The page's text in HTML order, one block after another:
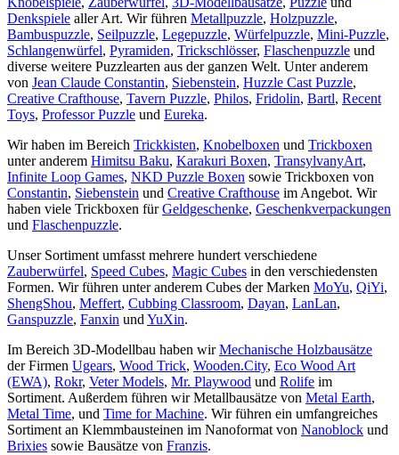
Denkspiele aller Art. Wir führen Metallpuzzle, Holzpuzzle,
Bambuspuzzle, Seilpuzzle, Legepuzzle, Würfelpuzzle, Mini-Puzzle,
Schlangenwürfel, Pyramiden, Trickschlösser, Flaschenpuzzle und
diverse weitere Puzzlearten aus der ganzen Welt. Unter anderem
von Jean Claude Constantin, Siebenstein, Huzzle Cast Puzzle,
Creative Crafthouse, Tavern Puzzle, Philos, Fridolin, Bartl, Recent
Toys, Professor Puzzle und Eureka.
Wir haben im Bereich Trickkisten, Knobelboxen und Trickboxen
unter anderem Himitsu Baku, Karakuri Boxen, TransylvanyArt,
Infinite Loop Games, NKD Puzzle Boxen sowie Trickboxen von
Constantin, Siebenstein und Creative Crafthouse im Angebot. Wir
haben viele Trickboxen fürGeldgeschenke, Geschenkverpackungen
und Flaschenpuzzle.
Unser Sortiment umfasst mehrere hundert verschiedene
Zauberwürfel, Speed Cubes, Magic Cubes in den verschiedensten
Formen. Wir führen unter anderem Cubes der Marken MoYu, QiYi,
ShengShou, Meffert, Cubbing Classroom, Dayan, LanLan,
Ganspuzzle, Fanxin und YuXin.
Im Bereich 3D-Modellbau haben wirMechanische Holzbausätze
der Firmen Ugears, Wood Trick, Wooden.City, Eco Wood Art
(EWA), Rokr, Veter Models, Mr. Playwood und Rolife im
Sortiment. Außerdem führen wir Metallbausätze von Metal Earth,
Metal Time, und Time for Machine. Wir führen ein umfangreiches
Sortiment an Klemmbausteinen im Nanoformat von Nanoblock und
Brixies sowie Bausätze von Franzis.